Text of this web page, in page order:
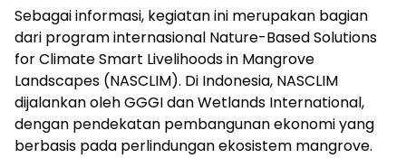
Sebagai informasi, kegiatan ini merupakan bagian
dari program internasional Nature-Based Solutions
for Climate Smart Livelihoods in Mangrove
Landscapes (NASCLIM). Di Indonesia, NASCLIM
dijalankan oleh GGGI dan Wetlands International,
dengan pendekatan pembangunan ekonomi yang
berbasis pada perlindungan ekosistem mangrove.